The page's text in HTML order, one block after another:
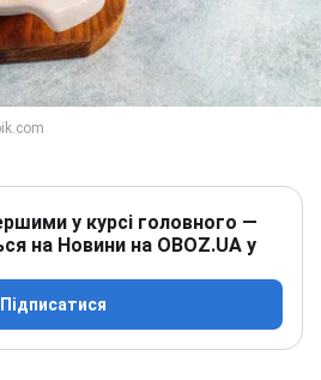
у курсі головного —
на Новини на OBOZ.UA у
Підписатися